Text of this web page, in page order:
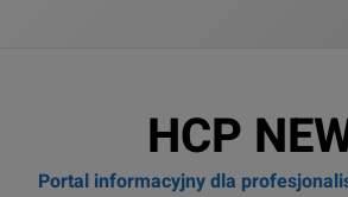
HCP
Portal informacyjny dla